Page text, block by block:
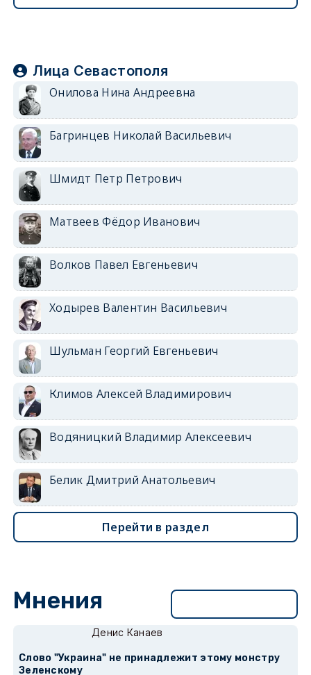
Лица Севастополя
Онилова Нина Андреевна
Багринцев Николай Васильевич
Шмидт Петр Петрович
Матвеев Фёдор Иванович
Волков Павел Евгеньевич
Ходырев Валентин Васильевич
Шульман Георгий Евгеньевич
Климов Алексей Владимирович
Водяницкий Владимир Алексеевич
Белик Дмитрий Анатольевич
Перейти в раздел
Мнения
Денис Канаев
Слово "Украина" не принадлежит этому монстру
Зеленскому